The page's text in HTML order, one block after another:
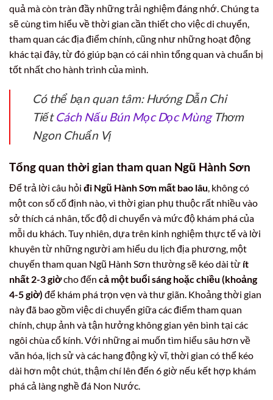
quả mà còn tràn đầy những trải nghiệm đáng nhớ. Chúng ta
sẽ cùng tìm hiểu về thời gian cần thiết cho việc di chuyển,
tham quan các địa điểm chính, cũng như những hoạt động
khác tại đây, từ đó giúp bạn có cái nhìn tổng quan và chuẩn bị
tốt nhất cho hành trình của mình.
Có thể bạn quan tâm: Hướng Dẫn Chi
TiếtCách Nấu Bún Mọc Dọc MùngThơm
Ngon Chuẩn Vị
Tổng quan thời gian tham quan Ngũ Hành Sơn
Để trả lời câu hỏi đi Ngũ Hành Sơn mất bao lâu, không có
một con số cố định nào, vì thời gian phụ thuộc rất nhiều vào
sở thích cá nhân, tốc độ di chuyển và mức độ khám phá của
mỗi du khách. Tuy nhiên, dựa trên kinh nghiệm thực tế và lời
khuyên từ những người am hiểu du lịch địa phương, một
chuyến tham quan Ngũ Hành Sơn thường sẽ kéo dài từ ít
nhất 2-3 giờcho đến cả một buổi sáng hoặc chiều (khoảng
4-5 giờ) để khám phá trọn vẹn và thư giãn. Khoảng thời gian
này đã bao gồm việc di chuyển giữa các điểm tham quan
chính, chụp ảnh và tận hưởng không gian yên bình tại các
ngôi chùa cổ kính. Với những ai muốn tìm hiểu sâu hơn về
văn hóa, lịch sử và các hang động kỳ vĩ, thời gian có thể kéo
dài hơn một chút, thậm chí lên đến 6 giờ nếu kết hợp khám
phá cả làng nghề đá Non Nước.